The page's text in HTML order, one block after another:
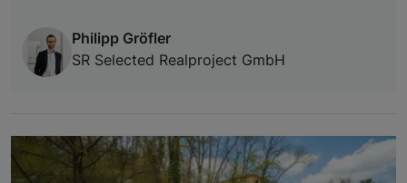
Philipp Gröfler
SR Selected Realproject GmbH